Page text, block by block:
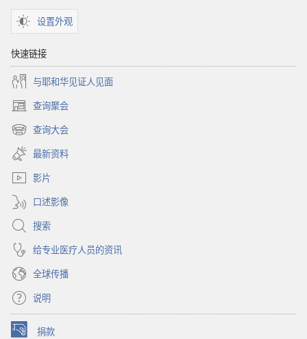
设置外观
快速链接
与耶和华见证人见面
查询聚会
（打
开
新
窗
口）
查询大会
（打
开
新
窗
最新资料
影片
口述影像
搜索
给专业医疗人员的资讯
全球传播
说明
捐款